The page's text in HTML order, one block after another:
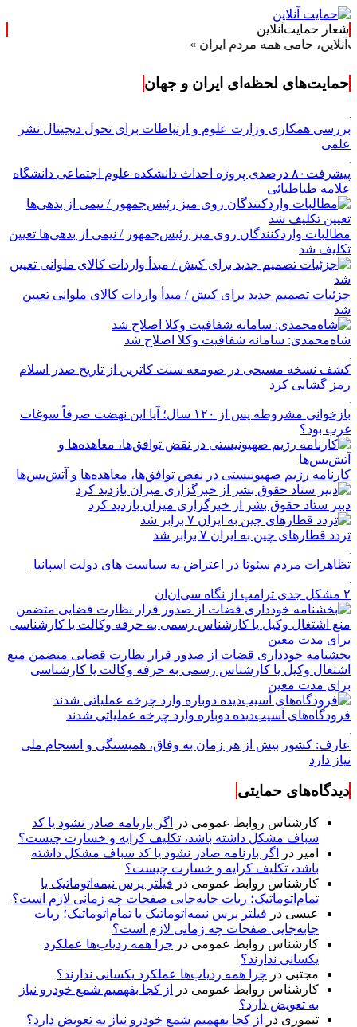
شعار حمایت‌آنلاین
حامی همه مردم ایران »
حمایت‌های لحظه‌ای ایران و جهان
بررسی همکاری وزارت علوم و ارتباطات برای تحول دیجیتال نشر
علمی
پیشرفت۸۰ درصدی پروژه احداث دانشکده علوم اجتماعی دانشگاه
علامه طباطبائی
مطالبات واردکنندگان روی میز رئیس‌جمهور / نیمی از بدهی‌ها تعیین
تکلیف شد
جزئیات تصمیم جدید برای کیش / مبدأ واردات کالای ملوانی تعیین
شد
شاه‌محمدی: سامانه شفافیت وکلا اصلاح شد
کشف نسخه‌ مسیحی در صومعه سنت کاترین از تاریخ صدر اسلام
رمز گشایی کرد
بازخوانی مشروطه پس از ۱۲۰ سال؛ آیا این نهضت صرفاً سوغات
غرب بود؟
کارنامه رژیم صهیونیستی در نقض توافق‌ها، معاهده‌ها و آتش‌بس‌ها
دبیر ستاد حقوق بشر از خبرگزاری میزان بازدید کرد
تردد قطارهای چین به ایران ۷ برابر شد
تظاهرات مردم سئوتا در اعتراض به سیاست های دولت اسپانیا
۲ مشکل جدی ترامپ از نگاه سی‌ان‌ان
بخشنامه خودداری قضات از صدور قرار نظارت قضایی متضمن منع
اشتغال وکیل یا کارشناس رسمی به حرفه وکالت یا کارشناسی
برای مدت معین
فرودگاه‌های آسیب‌دیده دوباره وارد چرخه عملیاتی شدند
عارف: کشور بیش از هر زمان به وفاق، همبستگی و انسجام ملی
نیاز دارد
دیدگاه‌های حمایتی
کارشناس روابط عمومی در
اگر بارنامه صادر نشود یا کد
سباف مشکل داشته باشد، تکلیف کرایه و خسارت چیست؟
امیر در
اگر بارنامه صادر نشود یا کد سباف مشکل داشته
باشد، تکلیف کرایه و خسارت چیست؟
کارشناس روابط عمومی در فیلتر پرس نیمه‌اتوماتیک یا
تمام‌اتوماتیک؛ ربات جابه‌جایی صفحات چه زمانی لازم است؟
عیسی در فیلتر پرس نیمه‌اتوماتیک یا تمام‌اتوماتیک؛ ربات
جابه‌جایی صفحات چه زمانی لازم است؟
کارشناس روابط عمومی در چرا همه ردیاب‌ها عملکرد
یکسانی ندارند؟
مجتبی در چرا همه ردیاب‌ها عملکرد یکسانی ندارند؟
کارشناس روابط عمومی در
از کجا بفهمیم شمع خودرو نیاز
به تعویض دارد؟
تیموری در از کجا بفهمیم شمع خودرو نیاز به تعویض دارد؟